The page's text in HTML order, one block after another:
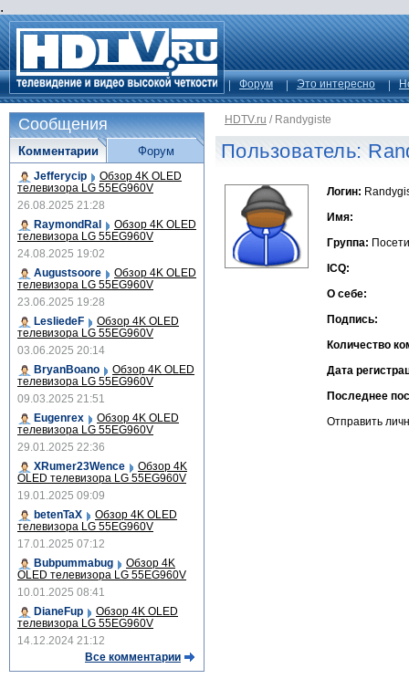
.
Форум Это интересно
HDTV.ru / Randygiste
Пользователь:
Логин:
Имя:
Группа:
ICQ:
О себе:
Подпись:
Количество
Дата
Последнее
Отправить
Сообщения
Комментарии
Jefferycip Обзор 4K OLED
телевизора LG 55EG960V
26.08.2025 21:28
RaymondRal
Обзор 4K OLED
телевизора LG 55EG960V
24.08.2025 19:02
Augustsoore
Обзор 4K OLED
телевизора LG 55EG960V
23.06.2025 19:28
LesliedeF
Обзор 4K OLED
телевизора LG 55EG960V
03.06.2025 20:14
BryanBoano
Обзор 4K OLED
телевизора LG 55EG960V
09.03.2025 21:51
Eugenrex
Обзор 4K OLED
телевизора LG 55EG960V
29.01.2025 22:36
XRumer23Wence
Обзор 4K
OLED телевизора LG 55EG960V
19.01.2025 09:09
betenTaX
Обзор 4K OLED
телевизора LG 55EG960V
17.01.2025 07:12
Bubpummabug
Обзор 4K
OLED телевизора LG 55EG960V
10.01.2025 08:41
DianeFup
Обзор 4K OLED
телевизора LG 55EG960V
14.12.2024 21:12
Все комментарии
Форум